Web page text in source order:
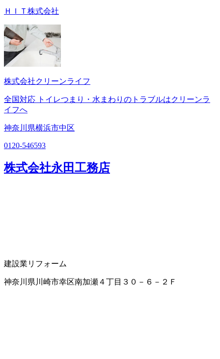
ＨＩＴ株式会社
株式会社クリーンライフ
全国対応 トイレつまり・水まわりのトラブルはクリーンラ
イフへ
神奈川県横浜市中区
0120-546593
株式会社永田工務店
建設業 リフォーム
神奈川県川崎市幸区南加瀬４丁目３０－６－２Ｆ